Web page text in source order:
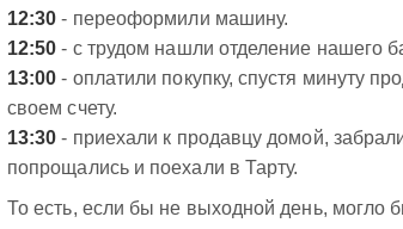
12:30 - переоформили машину.
12:50 - с трудом нашли отделение нашего
13:00 - оплатили покупку, спустя минуту
своем счету.
13:30 - приехали к продавцу домой,
попрощались и поехали в Тарту.
То есть, если бы не выходной день, могло